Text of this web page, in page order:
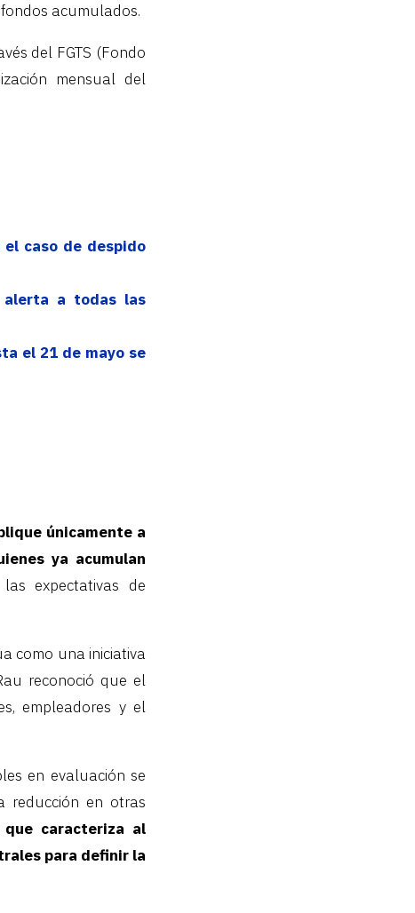
acumulados.
del FGTS (Fondo
mensual del
caso de despido
alerta a todas las
el 21 de mayo se
únicamente a
ya acumulan
expectativas de
como una iniciativa
reconoció que el
empleadores y el
en evaluación se
reducción en otras
caracteriza al
para definir la